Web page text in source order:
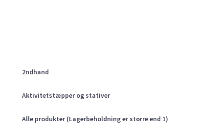
2ndhand
Aktivitetstæpper og stativer
Alle produkter (Lagerbeholdning er større end 1)